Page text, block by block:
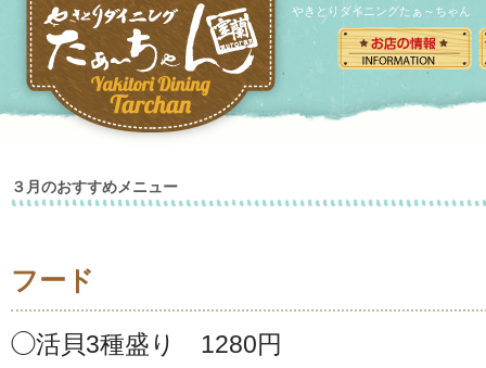
やきとりダイニングたぁ～ちゃん
３月のおすすめメニュー
フード
◯活貝3種盛り 1280円